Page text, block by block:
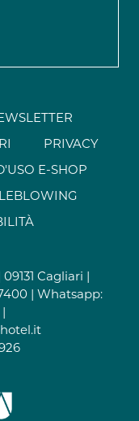
PRIVACY
E-SHOP
Cagliari |
| Whatsapp:
|